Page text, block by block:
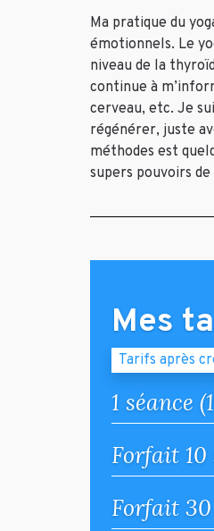
Ma pratique du
émotionnels. Le
niveau de la
continue à
cerveau, etc. Je
régénérer, juste
méthodes est
supers pouvoirs de
Mes
Tarifs après
1 séance
Forfait 10
Forfait 30